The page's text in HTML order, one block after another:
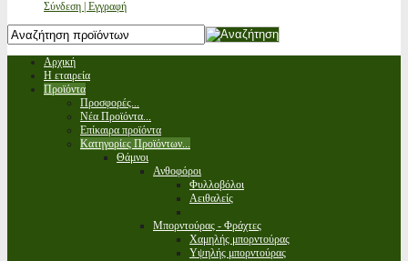
Σύνδεση | Εγγραφή
Αρχική
Η εταιρεία
Προϊόντα
Προσφορές...
Νέα Προϊόντα...
Επίκαιρα προϊόντα
Κατηγορίες Προϊόντων...
Θάμνοι
Ανθοφόροι
Φυλλοβόλοι
Αειθαλείς
Μπορντούρας - Φράχτες
Χαμηλής μπορντούρας
Υψηλής μπορντούρας